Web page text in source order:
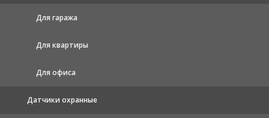
Для гаража
Для квартиры
Для офиса
Датчики охранные